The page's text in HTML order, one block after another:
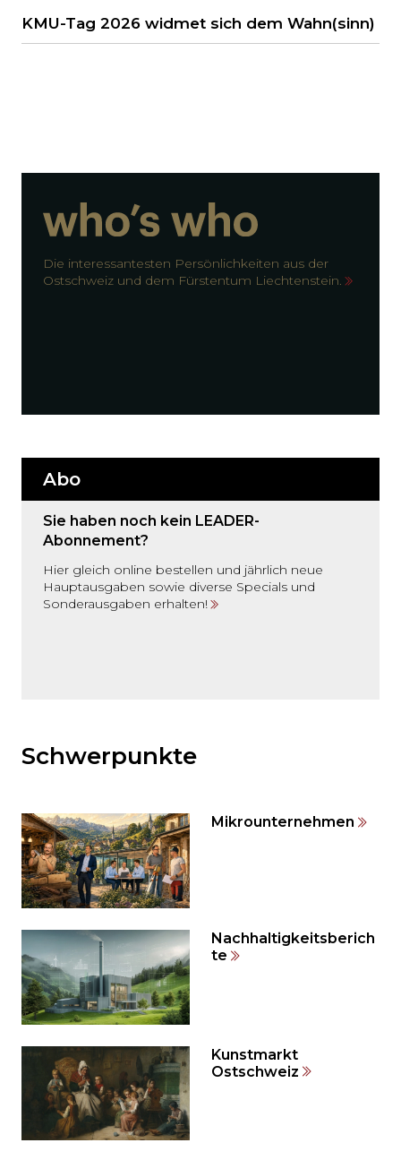
KMU-Tag 2026 widmet sich dem Wahn(sinn)
Die interessantesten Persönlichkeiten aus der
Ostschweiz und dem Fürstentum Liechtenstein.
Abo
Sie haben noch kein LEADER-
Abonnement?
Hier gleich online bestellen und jährlich neue
Hauptausgaben sowie diverse Specials und
Sonderausgaben erhalten!
den
Inhalt
auslassen
und
direkt
zum
springen?
Schwerpunkte
Mikrounternehmen
Nachhaltigkeitsberich
te
Kunstmarkt
Ostschweiz